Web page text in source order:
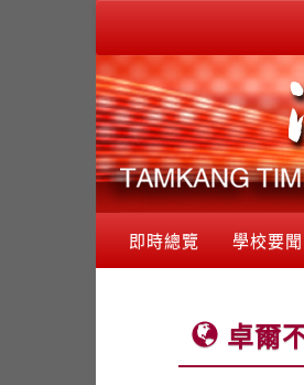
即時總覽 學校要聞
卓爾